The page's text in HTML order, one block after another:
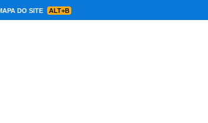
DO SITE ALT+B